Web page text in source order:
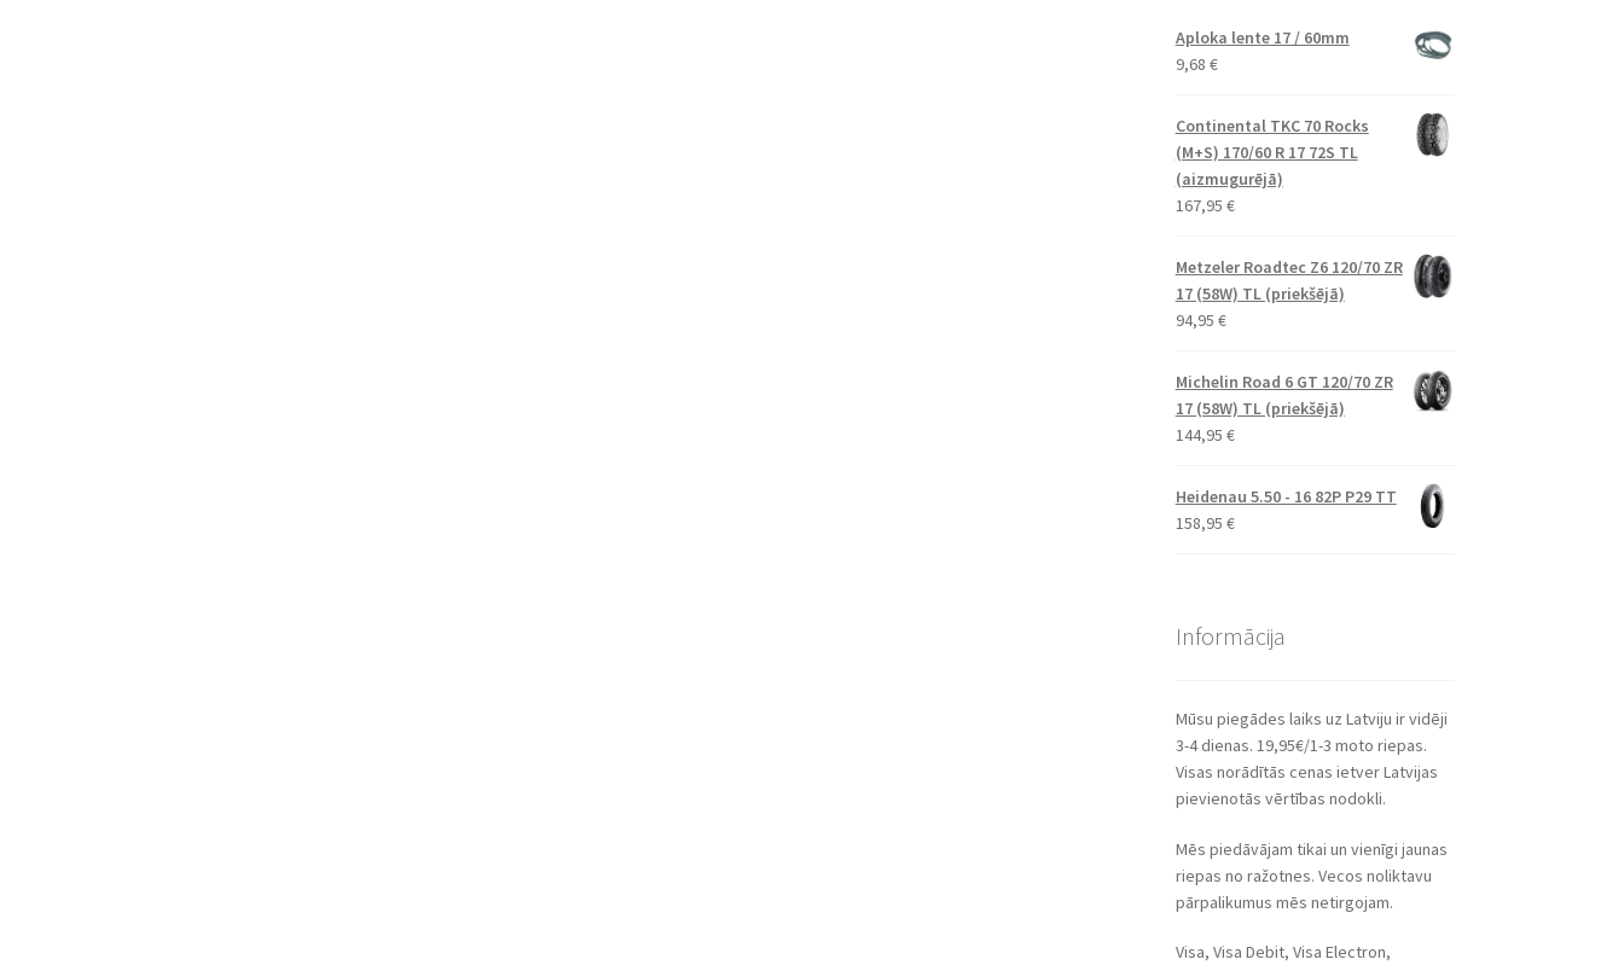
Aploka lente 17 / 60mm
9,68 €
Continental TKC 70 Rocks
(M+S) 170/60 R 17 72S TL
(aizmugurējā)
167,95 €
Metzeler Roadtec Z6 120/70 ZR
17 (58W) TL (priekšējā)
94,95 €
Michelin Road 6 GT 120/70 ZR
17 (58W) TL (priekšējā)
144,95 €
Heidenau 5.50 - 16 82P P29 TT
158,95 €
Informācija
Mūsu piegādes laiks uz Latviju ir vidēji
3-4 dienas. 19,95€/1-3 moto riepas.
Visas norādītās cenas ietver Latvijas
pievienotās vērtības nodokli.
Mēs piedāvājam tikai un vienīgi jaunas
riepas no ražotnes. Vecos noliktavu
pārpalikumus mēs netirgojam.
Visa, Visa Debit, Visa Electron,